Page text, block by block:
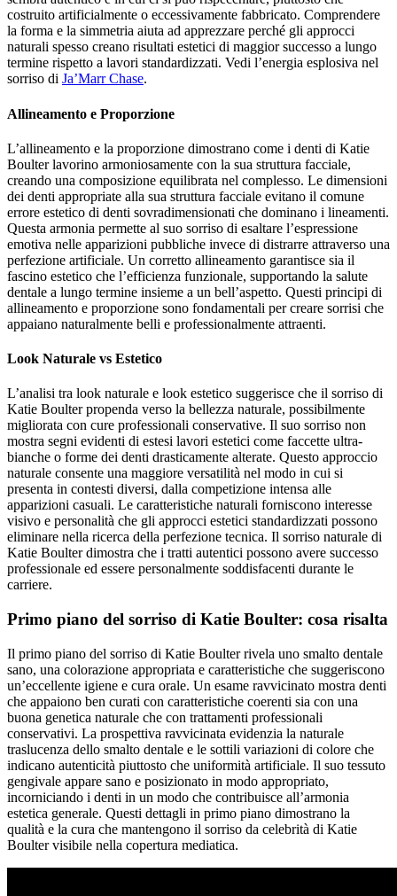
costruito artificialmente o eccessivamente fabbricato. Comprendere
la forma e la simmetria aiuta ad apprezzare perché gli approcci
naturali spesso creano risultati estetici di maggior successo a lungo
termine rispetto a lavori standardizzati. Vedi l’energia esplosiva nel
sorriso di Ja’Marr Chase.
Allineamento e Proporzione
L’allineamento e la proporzione dimostrano come i denti di Katie
Boulter lavorino armoniosamente con la sua struttura facciale,
creando una composizione equilibrata nel complesso. Le dimensioni
dei denti appropriate alla sua struttura facciale evitano il comune
errore estetico di denti sovradimensionati che dominano i lineamenti.
Questa armonia permette al suo sorriso di esaltare l’espressione
emotiva nelle apparizioni pubbliche invece di distrarre attraverso una
perfezione artificiale. Un corretto allineamento garantisce sia il
fascino estetico che l’efficienza funzionale, supportando la salute
dentale a lungo termine insieme a un bell’aspetto. Questi principi di
allineamento e proporzione sono fondamentali per creare sorrisi che
appaiano naturalmente belli e professionalmente attraenti.
Look Naturale vs Estetico
L’analisi tra look naturale e look estetico suggerisce che il sorriso di
Katie Boulter propenda verso la bellezza naturale, possibilmente
migliorata con cure professionali conservative. Il suo sorriso non
mostra segni evidenti di estesi lavori estetici come faccette ultra-
bianche o forme dei denti drasticamente alterate. Questo approccio
naturale consente una maggiore versatilità nel modo in cui si
presenta in contesti diversi, dalla competizione intensa alle
apparizioni casuali. Le caratteristiche naturali forniscono interesse
visivo e personalità che gli approcci estetici standardizzati possono
eliminare nella ricerca della perfezione tecnica. Il sorriso naturale di
Katie Boulter dimostra che i tratti autentici possono avere successo
professionale ed essere personalmente soddisfacenti durante le
carriere.
Primo piano del sorriso di Katie Boulter: cosa risalta
Il primo piano del sorriso di Katie Boulter rivela uno smalto dentale
sano, una colorazione appropriata e caratteristiche che suggeriscono
un’eccellente igiene e cura orale. Un esame ravvicinato mostra denti
che appaiono ben curati con caratteristiche coerenti sia con una
buona genetica naturale che con trattamenti professionali
conservativi. La prospettiva ravvicinata evidenzia la naturale
traslucenza dello smalto dentale e le sottili variazioni di colore che
indicano autenticità piuttosto che uniformità artificiale. Il suo tessuto
gengivale appare sano e posizionato in modo appropriato,
incorniciando i denti in un modo che contribuisce all’armonia
estetica generale. Questi dettagli in primo piano dimostrano la
qualità e la cura che mantengono il sorriso da celebrità di Katie
Boulter visibile nella copertura mediatica.